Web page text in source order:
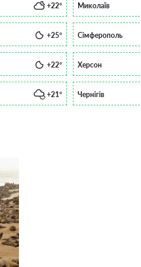
+22° Миколаїв
+25° Сімферополь
+22° Херсон
+21° Чернігів